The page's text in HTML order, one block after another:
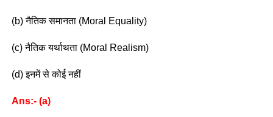
(b) नैतिक समानता (Moral Equality)
(c) नैतिक यर्थाथता (Moral Realism)
(d) इनमें से कोई नहीं
Ans:- (a)